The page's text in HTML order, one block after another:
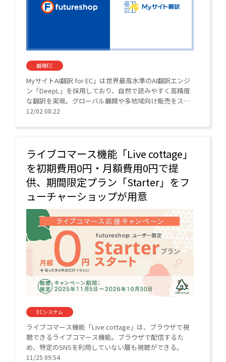
越境EC
MyサイトAI翻訳 for EC」は世界最高水準のAI翻訳エンジ
ン「DeepL」を採用しており、自然で読みやすく高精度
な翻訳を実現。グローバル展開や多地域向け販売をスピ
ーディに支援している。
12/02 08:22
ライブコマース機能「Live cottage」
を初期費用0円・月額費用0円で提
供、期間限定プラン「Starter」をフ
ューチャーショップが用意
ECシステム
ライブコマース機能「Live cottage」は、ブラウザで視
聴できるライブコマース機能。ブラウザで配信するた
め、特定のSNSを利用していない層も視聴ができる。
11/25 09:54